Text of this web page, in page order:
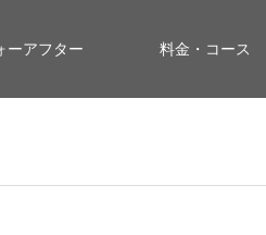
ーアフター 料金・コース